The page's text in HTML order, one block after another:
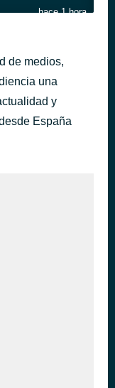
hace 1 hora
hace 1 hora
de medios,
una
y
España